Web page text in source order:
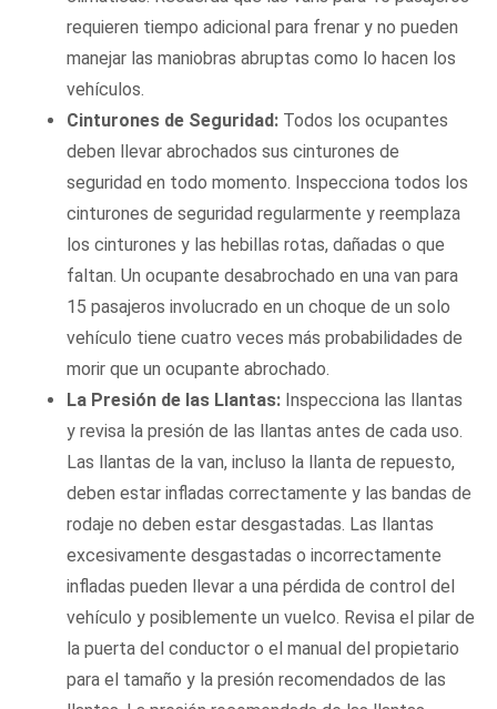
requieren tiempo adicional para frenar y no pueden
manejar las maniobras abruptas como lo hacen los
vehículos.
Cinturones de Seguridad: Todos los ocupantes
deben llevar abrochados sus cinturones de
seguridad en todo momento. Inspecciona todos los
cinturones de seguridad regularmente y reemplaza
los cinturones y las hebillas rotas, dañadas o que
faltan. Un ocupante desabrochado en una van para
15 pasajeros involucrado en un choque de un solo
vehículo tiene cuatro veces más probabilidades de
morir que un ocupante abrochado.
La Presión de las Llantas: Inspecciona las llantas
y revisa la presión de las llantas antes de cada uso.
Las llantas de la van, incluso la llanta de repuesto,
deben estar infladas correctamente y las bandas de
rodaje no deben estar desgastadas. Las llantas
excesivamente desgastadas o incorrectamente
infladas pueden llevar a una pérdida de control del
vehículo y posiblemente un vuelco. Revisa el pilar de
la puerta del conductor o el manual del propietario
para el tamaño y la presión recomendados de las